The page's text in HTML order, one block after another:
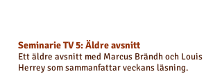
Seminarie TV 5: Äldre avsnitt
Ett äldre avsnitt med Marcus Brändh och Louis
Herrey som sammanfattar veckans läsning.